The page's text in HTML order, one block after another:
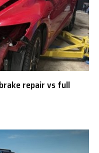
repair vs full